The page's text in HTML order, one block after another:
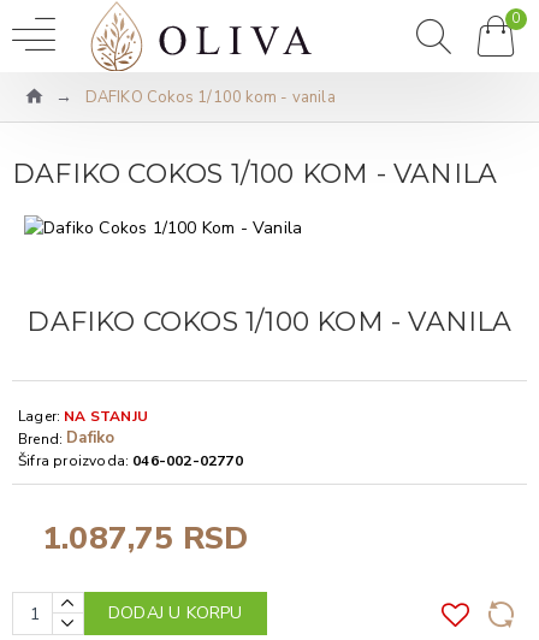
0
DAFIKO Cokos 1/100 kom - vanila
DAFIKO COKOS 1/100 KOM - VANILA
DAFIKO COKOS 1/100 KOM - VANILA
1.087,75 RSD
Lager: NA STANJU
Brend: Dafiko
Šifra proizvoda: 046-002-02770
DODAJ U KORPU